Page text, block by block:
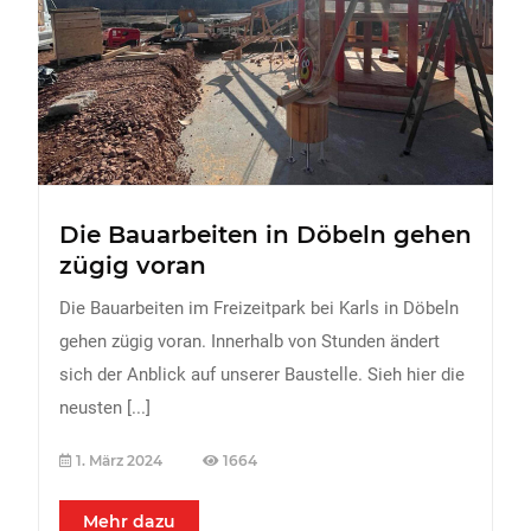
FREIZEIT
Veranstaltungen
Essen & Trinken
Sport
URLAUB
Die Bauarbeiten in Döbeln gehen
zügig voran
Die Bauarbeiten im Freizeitpark bei Karls in Döbeln
gehen zügig voran. Innerhalb von Stunden ändert
sich der Anblick auf unserer Baustelle. Sieh hier die
neusten [...]
1. März 2024 1664
Mehr dazu